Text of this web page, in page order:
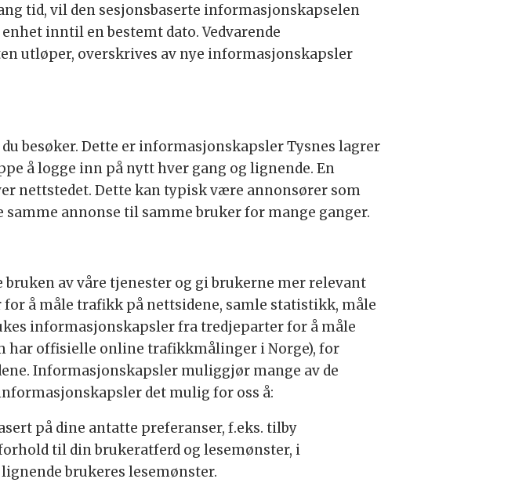
tid, vil den sesjonsbaserte informasjonskapselen
inntil en bestemt dato. Vedvarende
utløper, overskrives av nye informasjonskapsler
besøker. Dette er informasjonskapsler Tysnes lagrer
å logge inn på nytt hver gang og lignende. En
nettstedet. Dette kan typisk være annonsører som
annonse til samme bruker for mange ganger.
av våre tjenester og gi brukerne mer relevant
å måle trafikk på nettsidene, samle statistikk, måle
informasjonskapsler fra tredjeparter for å måle
har offisielle online trafikkmålinger i Norge), for
Informasjonskapsler muliggjør mange av de
det mulig for oss å:
på dine antatte preferanser, f.eks. tilby
til din brukeratferd og lesemønster, i
brukeres lesemønster.